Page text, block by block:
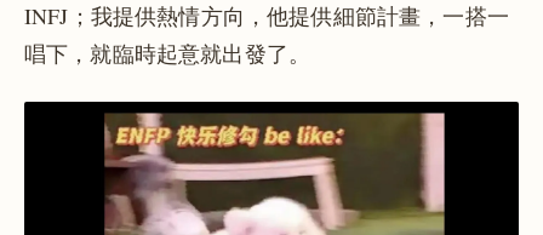
INFJ；我提供熱情方向，他提供細節計畫，一搭一
唱下，就臨時起意就出發了。